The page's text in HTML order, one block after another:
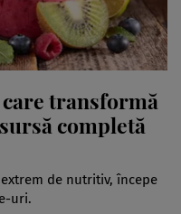
transformă
completă
de nutritiv, începe
uri.